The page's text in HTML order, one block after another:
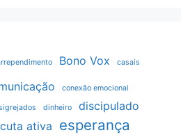
Bono Vox casais
conexão emocional
dinheiro discipulado
ativa esperança